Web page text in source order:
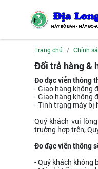
Trang chủ Chính
Đổi trả hàng &
Đo đạc viễn thông
- Giao hàng không
- Giao hàng không
- Tình trạng máy bị
Quý khách vui
trường hợp trên,
Đo đạc viễn thông
- Quý khách không